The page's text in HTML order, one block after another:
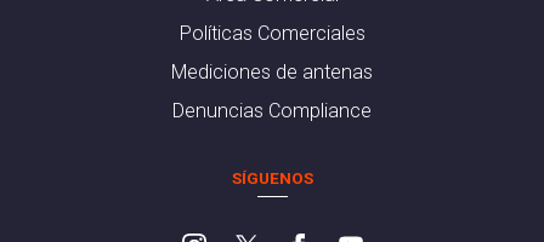
Políticas Comerciales
Mediciones de antenas
Denuncias Compliance
SÍGUENOS